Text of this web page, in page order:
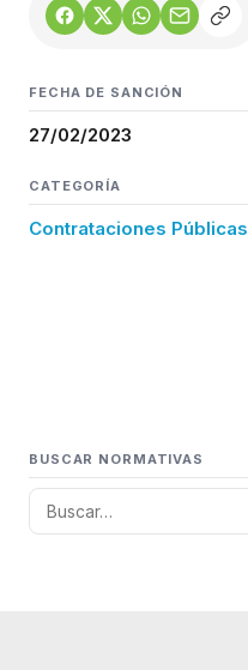
FECHA DE SANCIÓN
27/02/2023
CATEGORÍA
Contrataciones Públicas
BUSCAR NORMATIVAS